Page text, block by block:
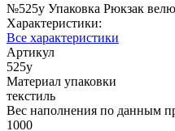
№525у Упаковка Рюкзак
Характеристики:
Все характеристики
Артикул
525у
Материал упаковки
текстиль
Вес наполнения по данным
1000